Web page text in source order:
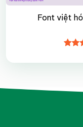
Font việt
hạng